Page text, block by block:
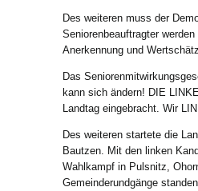
Des weiteren muss der
Seniorenbeauftragter
Anerkennung und
Das
kann sich ändern! DIE
Landtag eingebracht. Wir
Des weiteren startete die
Bautzen. Mit den linken
Wahlkampf in Pulsnitz,
Gemeinderundgänge